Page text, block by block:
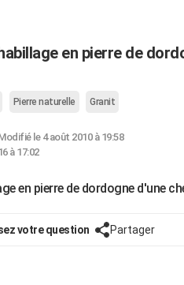
en pierre de
Pierre naturelle Granit
le 4 août 2010 à 19:58
à 17:02
en pierre de dordogne d'une
votre question Partager